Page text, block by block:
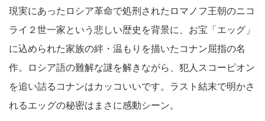
現実にあったロシア革命で処刑されたロマノフ王朝のニコ
ライ２世一家という悲しい歴史を背景に、お宝「エッグ」
に込められた家族の絆・温もりを描いたコナン屈指の名
作。ロシア語の難解な謎を解きながら、犯人スコーピオン
を追い詰るコナンはカッコいいです。ラスト結末で明かさ
れるエッグの秘密はまさに感動シーン。